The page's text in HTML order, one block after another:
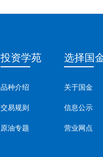
投资学苑
品种介绍
交易规则
原油专题
选择国
关于国金
信息公示
营业网点